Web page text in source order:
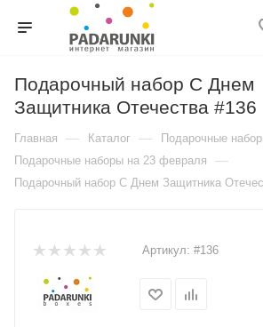
Подарочный набор C Днем
Защитника Отечества #136
Главная — Каталог — Подарочные
Подарочные наборы на 23 февраля —
Подарочный набор C Днем Защитника
Артикул: #136